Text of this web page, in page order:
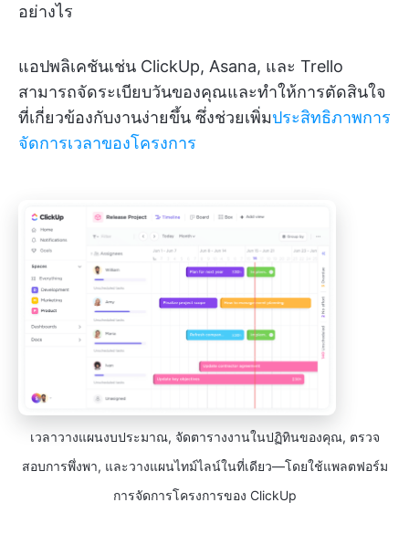
อย่างไร
แอปพลิเคชันเช่น ClickUp, Asana, และ Trello
สามารถจัดระเบียบวันของคุณและทำให้การตัดสินใจ
ที่เกี่ยวข้องกับงานง่ายขึ้น ซึ่งช่วยเพิ่มประสิทธิภาพการ
จัดการเวลาของโครงการ
เวลาวางแผนงบประมาณ, จัดตารางงานในปฏิทินของคุณ, ตรวจ
สอบการพึ่งพา, และวางแผนไทม์ไลน์ในที่เดียว—โดยใช้แพลตฟอร์ม
การจัดการโครงการของ ClickUp